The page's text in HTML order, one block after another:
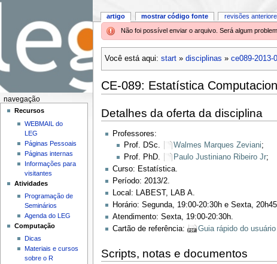
Não foi possível enviar o arquivo. Será algum
Você está aqui: start» disciplinas » ce089-2013-
CE-089: Estatística
Detalhes da oferta da disciplina
Professores:
Prof. DSc.
Walmes Marques Zeviani;
Prof. PhD.
Paulo Justiniano Ribeiro Jr;
Curso: Estatística.
Período: 2013/2.
Local: LABEST, LAB A.
Horário: Segunda, 19:00-20:30h e Sexta,
Atendimento: Sexta, 19:00-20:30h.
Cartão de referência:
Guia rápido do usuário
Scripts, notas e documentos
artigo mostrar código fonte revisões
navegação
Recursos
WEBMAIL do
LEG
Páginas Pessoais
Páginas internas
Informações para
visitantes
Atividades
Programação de
Seminários
Agenda do LEG
Computação
Dicas
Materiais e cursos
sobre o R